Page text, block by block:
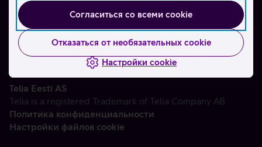
Согласиться со всеми cookie
Отказаться от необязательных cookie
Настройки cookie
О нас
Контакты
Партнерам
Telia Eesti AS
Telia is a registered Trademark of Telia Company AB
Политика конфиденциальности
Настройки файлов cookie